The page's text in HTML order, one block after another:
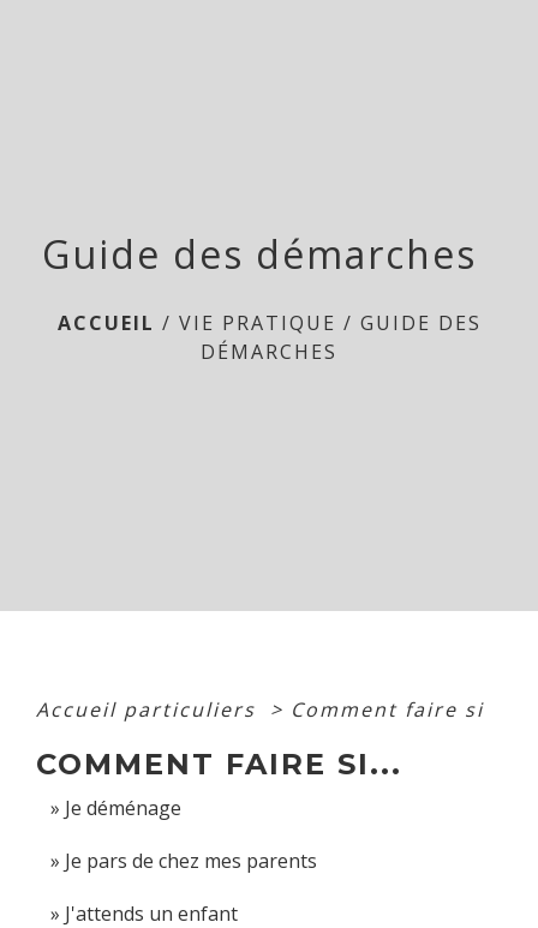
Guide des démarches
ACCUEIL / VIE PRATIQUE / GUIDE DES
DÉMARCHES
Accueil particuliers > Comment faire si
COMMENT FAIRE SI...
Je déménage
Je pars de chez mes parents
J'attends un enfant